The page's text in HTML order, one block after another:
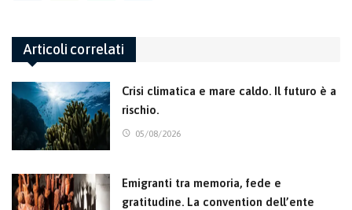
Articoli correlati
Crisi climatica e mare caldo. Il futuro è a
rischio.
05/08/2026
Emigranti tra memoria, fede e
gratitudine. La convention dell’ente